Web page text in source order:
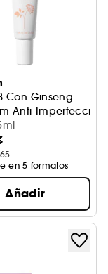
Con Ginseng
Anti-
65
en 5 formatos
Añadir